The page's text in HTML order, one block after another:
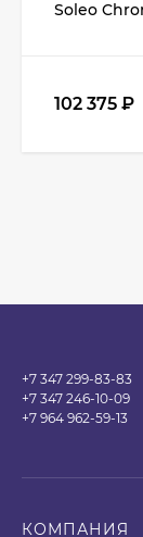
Soleo
102 375 ₽
+7 347 299-83-83
+7 347 246-10-09
+7 964 962-59-13
КОМПАНИЯ